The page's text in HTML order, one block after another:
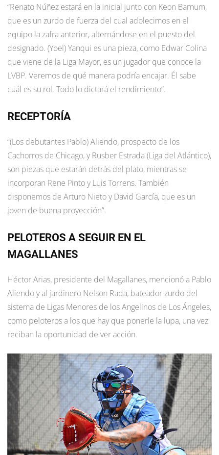
“Renato Núñez estará en la inicial junto con Keon Barnum,
que es un zurdo de fuerza del cual adolecimos en el
equipo la zafra anterior, alternándose en el puesto del
designado. (Yoel) Yanqui es una pieza, como Edwar Colina
que viene de la Liga Mayor, es un jugador que conoce la
LVBP. Veremos de qué manera podría encajar. Él sabe
cuál es su rol. Todo lo dictará el rendimiento”.
RECEPTORÍA
“(Los debutantes Pablo) Aliendo, prospecto de los
Cachorros de Chicago, y Rusber Estrada (Liga del Atlántico),
son piezas que estarán detrás del plato, mientras se
incorporan Rene Pinto y Luis Torrens. También
disponemos de Arturo Nieto y David García, que es un
joven de buena proyección”.
PELOTEROS A SEGUIR EN EL
MAGALLANES
Héctor Arias, presidente del Magallanes, mencionó a Pablo
Aliendo y al jardinero Nelson Rada, bateador zurdo del
sistema de Ligas Menores de los Angelinos de Los Ángeles,
como peloteros a los que hay que ponerle la lupa, una vez
reciban la oportunidad de ver acción.